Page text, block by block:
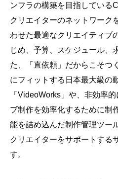
ンフラの構築を目指している
クリエイターのネットワーク
わせた最適なクリエイティブ
じめ、予算、スケジュール、
た、「直依頼」だからこそつ
にフィットする日本最大級の
「VideoWorks」や、非効率
ブ制作を効率化するために制
能を詰め込んだ制作管理ツー
クリエイターをサポートする
す。